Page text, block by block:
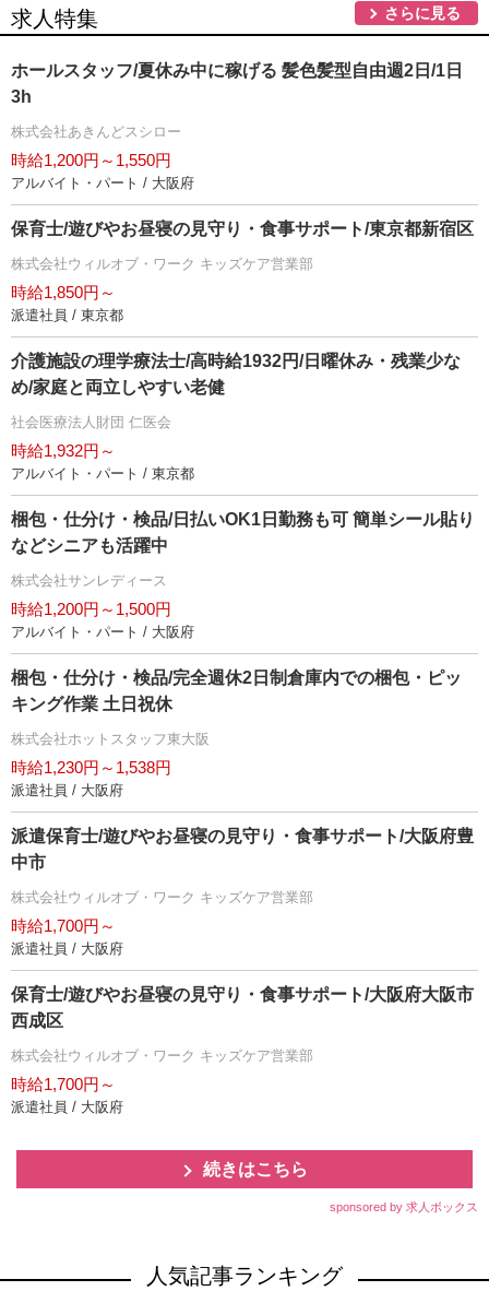
求人特集 さらに見る
ホールスタッフ/夏休み中に稼げる 髪色髪型自由週2日/1日
3h
株式会社あきんどスシロー
時給1,200円～1,550円
アルバイト・パート / 大阪府
保育士/遊びやお昼寝の見守り・食事サポート/東京都新宿区
株式会社ウィルオブ・ワーク キッズケア営業部
時給1,850円～
派遣社員 / 東京都
介護施設の理学療法士/高時給1932円/日曜休み・残業少な
め/家庭と両立しやすい老健
社会医療法人財団 仁医会
時給1,932円～
アルバイト・パート / 東京都
梱包・仕分け・検品/日払いOK1日勤務も可 簡単シール貼り
などシニアも活躍中
株式会社サンレディース
時給1,200円～1,500円
アルバイト・パート / 大阪府
梱包・仕分け・検品/完全週休2日制倉庫内での梱包・ピッ
キング作業 土日祝休
株式会社ホットスタッフ東大阪
時給1,230円～1,538円
派遣社員 / 大阪府
派遣保育士/遊びやお昼寝の見守り・食事サポート/大阪府豊
中市
株式会社ウィルオブ・ワーク キッズケア営業部
時給1,700円～
派遣社員 / 大阪府
保育士/遊びやお昼寝の見守り・食事サポート/大阪府大阪市
西成区
株式会社ウィルオブ・ワーク キッズケア営業部
時給1,700円～
派遣社員 / 大阪府
続きはこちら
sponsored by 求人ボックス
人気記事ランキング